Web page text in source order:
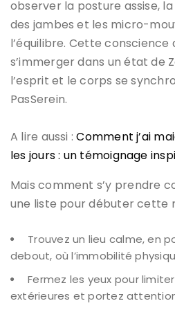
observer la posture assise,
des jambes et les micro-
l’équilibre. Cette
s’immerger dans un état de
l’esprit et le corps se
PasSerein.
A lire aussi :Comment j’ai
les jours : un témoignage
Mais comment s’y prendre
une liste pour débuter cette
Trouvez un lieu calme, en
debout, où l’immobilité
Fermez les yeux pour
extérieures et portez